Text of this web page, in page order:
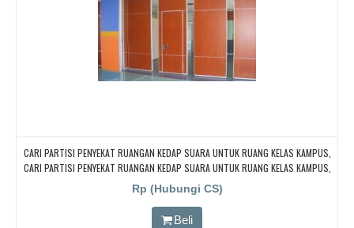
CARI PARTISI PENYEKAT RUANGAN KEDAP SUARA UNTUK RUANG KELAS KAMPUS,
CARI PARTISI PENYEKAT RUANGAN KEDAP SUARA UNTUK RUANG KELAS KAMPUS,
CARI PARTISI PENYEKAT RUANGAN KEDAP SUARA UNTUK RUANG KELAS KAMPUS,
CARI PARTISI PENYEKAT RUANGAN KEDAP SUARA UNTUK RUANG KELAS KAMPUS,
CARI PARTISI PENYEKAT RUANGAN KEDAP SUARA UNTUK RUANG KELAS KAMPUS
Rp (Hubungi CS)
Beli